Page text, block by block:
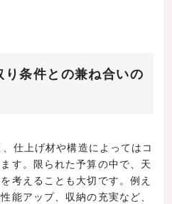
条件との兼ね合いの
仕上げ材や構造によってはコ
す。限られた予算の中で、天
考えることも大切です。例え
能アップ、収納の充実など、